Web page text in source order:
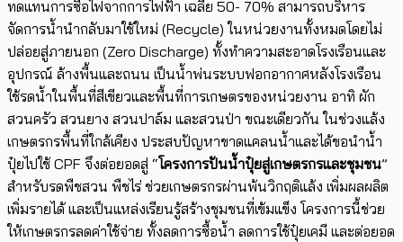
ทดแทนการซื้อไฟจากการไฟฟ้า เฉลี่ย 50- 70% สามารถบริหาร
จัดการน้ำนำกลับมาใช้ใหม่ (Recycle) ในหน่วยงานทั้งหมดโดยไม่
ปล่อยสู่ภายนอก (Zero Discharge) ทั้งทำความสะอาดโรงเรือนและ
อุปกรณ์ ล้างพื้นและถนน เป็นน้ำพ่นระบบฟอกอากาศหลังโรงเรือน
ใช้รดน้ำในพื้นที่สีเขียวและพื้นที่การเกษตรของหน่วยงาน อาทิ ผัก
สวนครัว สวนยาง สวนปาล์ม และสวนป่า ขณะเดียวกัน ในช่วงแล้ง
เกษตรกรพื้นที่ใกล้เคียง ประสบปัญหาขาดแคลนน้ำและได้ขอนำน้ำ
ปุ๋ยไปใช้ CPF จึงต่อยอดสู่ “โครงการปันน้ำปุ๋ยสู่เกษตรกรและชุมชน”
สำหรับรดพืชสวน พืชไร่ ช่วยเกษตรกรผ่านพ้นวิกฤติแล้ง เพิ่มผลผลิต
เพิ่มรายได้ และเป็นแหล่งเรียนรู้สร้างชุมชนที่เข้มแข็ง โครงการนี้ช่วย
ให้เกษตรกรลดค่าใช้จ่าย ทั้งลดการซื้อน้ำ ลดการใช้ปุ๋ยเคมี และต่อยอด